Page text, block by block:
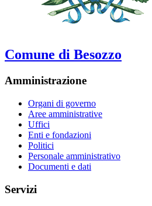
Comune di Besozzo
Amministrazione
Organi di governo
Aree amministrative
Uffici
Enti e fondazioni
Politici
Personale amministrativo
Documenti e dati
Servizi